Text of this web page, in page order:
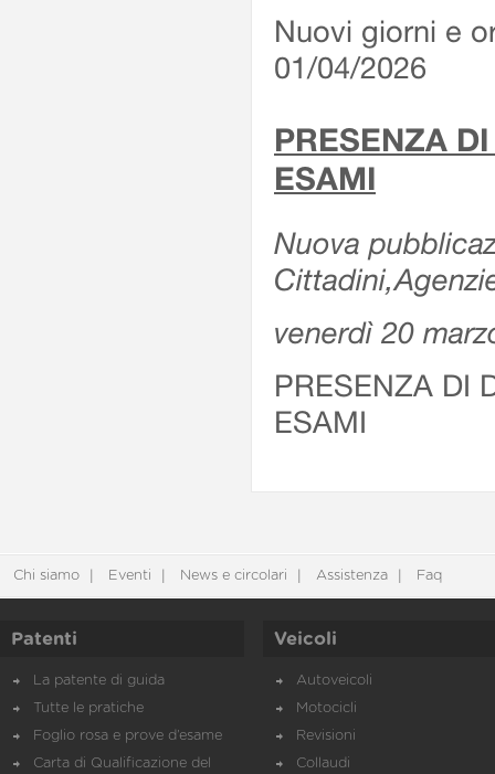
Nuovi giorni e
01/04/2026
PRESENZA
ESAMI
Nuova
venerdì 20
PRESENZA DI
ESAMI
Chi siamo Eventi News e circolari Assistenza Faq
Patenti
La patente di guida
Tutte le pratiche
Foglio rosa e prove d’esame
Carta di Qualificazione del
Veicoli
Autoveicoli
Motocicli
Revisioni
Collaudi